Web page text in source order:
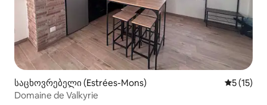
საცხოვრებელი (Estrées-Mons) საშუალო
5 (15)
Domaine de Valkyrie